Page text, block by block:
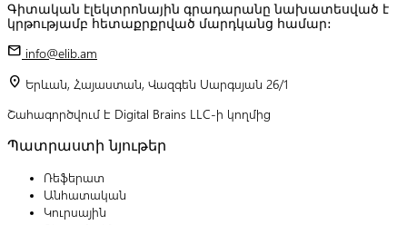
Գիտական էլեկտրոնային գրադարանը նախատեսված է
կրթությամբ հետաքրքրված մարդկանց համար:
mail info@elib.am
location_on Երևան, Հայաստան, Վազգեն Սարգսյան 26/1
Շահագործվում է Digital Brains LLC-ի կողմից
Պատրաստի նյութեր
Ռեֆերատ
Անհատական
Կուրսային